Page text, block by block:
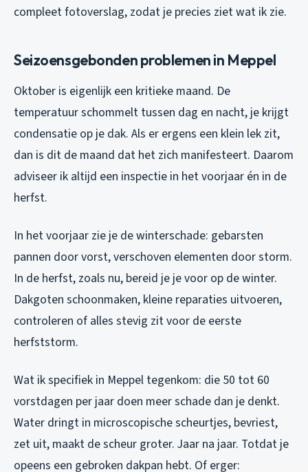
compleet fotoverslag, zodat je precies ziet wat ik zie.
Seizoensgebonden problemen in Meppel
Oktober is eigenlijk een kritieke maand. De
temperatuur schommelt tussen dag en nacht, je krijgt
condensatie op je dak. Als er ergens een klein lek zit,
dan is dit de maand dat het zich manifesteert. Daarom
adviseer ik altijd een inspectie in het voorjaar én in de
herfst.
In het voorjaar zie je de winterschade: gebarsten
pannen door vorst, verschoven elementen door storm.
In de herfst, zoals nu, bereid je je voor op de winter.
Dakgoten schoonmaken, kleine reparaties uitvoeren,
controleren of alles stevig zit voor de eerste
herfststorm.
Wat ik specifiek in Meppel tegenkom: die 50 tot 60
vorstdagen per jaar doen meer schade dan je denkt.
Water dringt in microscopische scheurtjes, bevriest,
zet uit, maakt de scheur groter. Jaar na jaar. Totdat je
opeens een gebroken dakpan hebt. Of erger: